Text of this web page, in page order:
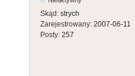
Skąd: strych
Zarejestrowany: 2007-06-11
Posty: 257